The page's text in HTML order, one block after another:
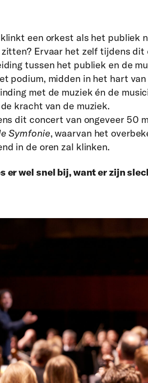
een orkest als het publiek
zitten? Ervaar het zelf tijdens
tussen het publiek en de
podium, midden in het hart
met de muziek én de
kracht van de muziek.
dit concert van ongeveer 50
Symfonie, waarvan het
in de oren zal klinken.
er wel snel bij, want er zijn